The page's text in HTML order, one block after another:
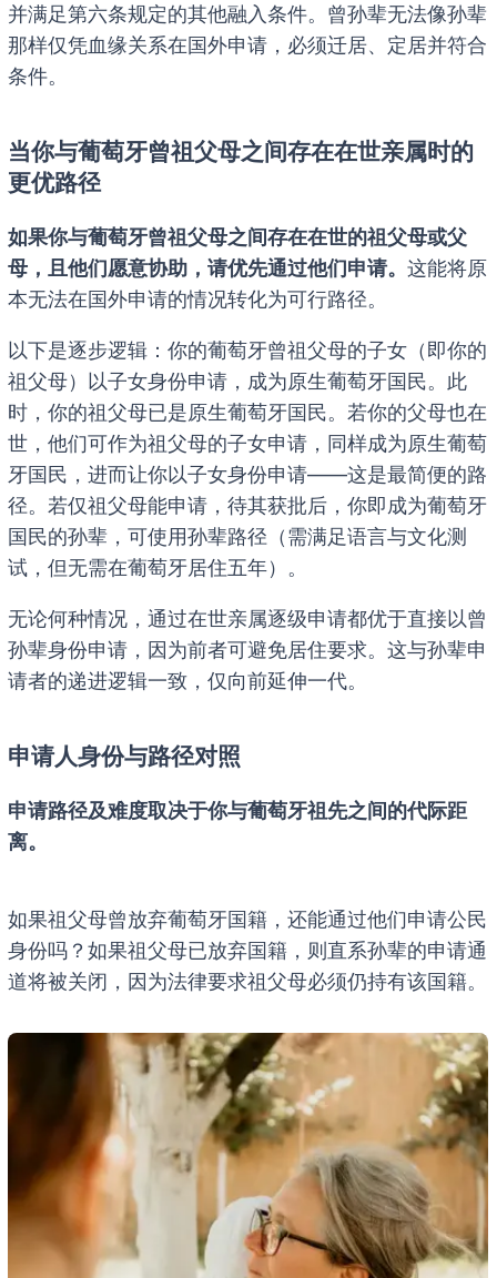
并满足第六条规定的其他融入条件。曾孙辈无法像孙辈
那样仅凭血缘关系在国外申请，必须迁居、定居并符合
条件。
当你与葡萄牙曾祖父母之间存在在世亲属时的
更优路径
如果你与葡萄牙曾祖父母之间存在在世的祖父母或父
母，且他们愿意协助，请优先通过他们申请。 这能将原
本无法在国外申请的情况转化为可行路径。
以下是逐步逻辑：你的葡萄牙曾祖父母的子女（即你的
祖父母）以子女身份申请，成为原生葡萄牙国民。此
时，你的祖父母已是原生葡萄牙国民。若你的父母也在
世，他们可作为祖父母的子女申请，同样成为原生葡萄
牙国民，进而让你以子女身份申请——这是最简便的路
径。若仅祖父母能申请，待其获批后，你即成为葡萄牙
国民的孙辈，可使用孙辈路径（需满足语言与文化测
试，但无需在葡萄牙居住五年）。
无论何种情况，通过在世亲属逐级申请都优于直接以曾
孙辈身份申请，因为前者可避免居住要求。这与孙辈申
请者的递进逻辑一致，仅向前延伸一代。
申请人身份与路径对照
申请路径及难度取决于你与葡萄牙祖先之间的代际距
离。
如果祖父母曾放弃葡萄牙国籍，还能通过他们申请公民
身份吗？如果祖父母已放弃国籍，则直系孙辈的申请通
道将被关闭，因为法律要求祖父母必须仍持有该国籍。